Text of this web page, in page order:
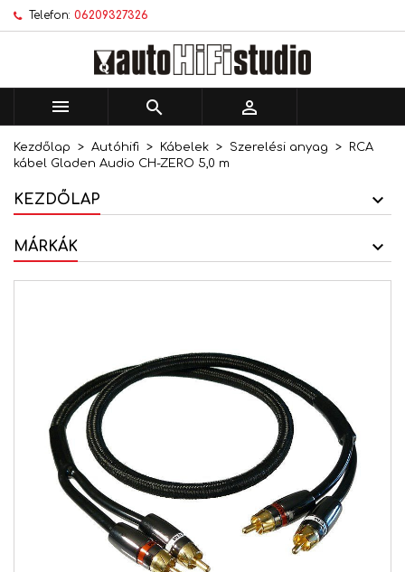
Telefon: 06209327326
  
Kezdőlap Autóhifi Kábelek Szerelési anyag
RCA
kábel Gladen Audio CH-ZERO 5,0 m
KEZDŐLAP
MÁRKÁK
Kívánságlistáim ×
Új lista létrehozása
Kívánságlista létrehozása ×
Kívánságlista neve
Bejelentkezés ×
történő mentéséhez.
Mégsem Bejelentkezés